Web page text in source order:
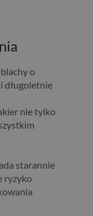
o
długoletnie
nie tylko
starannie
ryzyko